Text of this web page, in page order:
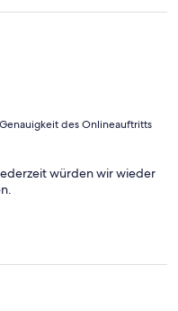
des Onlineauftritts
würden wir wieder